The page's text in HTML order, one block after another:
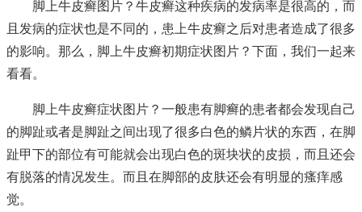
脚上牛皮癣图片？牛皮癣这种疾病的发病率是很高的，而
且发病的症状也是不同的，患上牛皮癣之后对患者造成了很多
的影响。那么，脚上牛皮癣初期症状图片？下面，我们一起来
看看。
脚上牛皮癣症状图片？一般患有脚癣的患者都会发现自己
的脚趾或者是脚趾之间出现了很多白色的鳞片状的东西，在脚
趾甲下的部位有可能就会出现白色的斑块状的皮损，而且还会
有脱落的情况发生。而且在脚部的皮肤还会有明显的瘙痒感
觉。